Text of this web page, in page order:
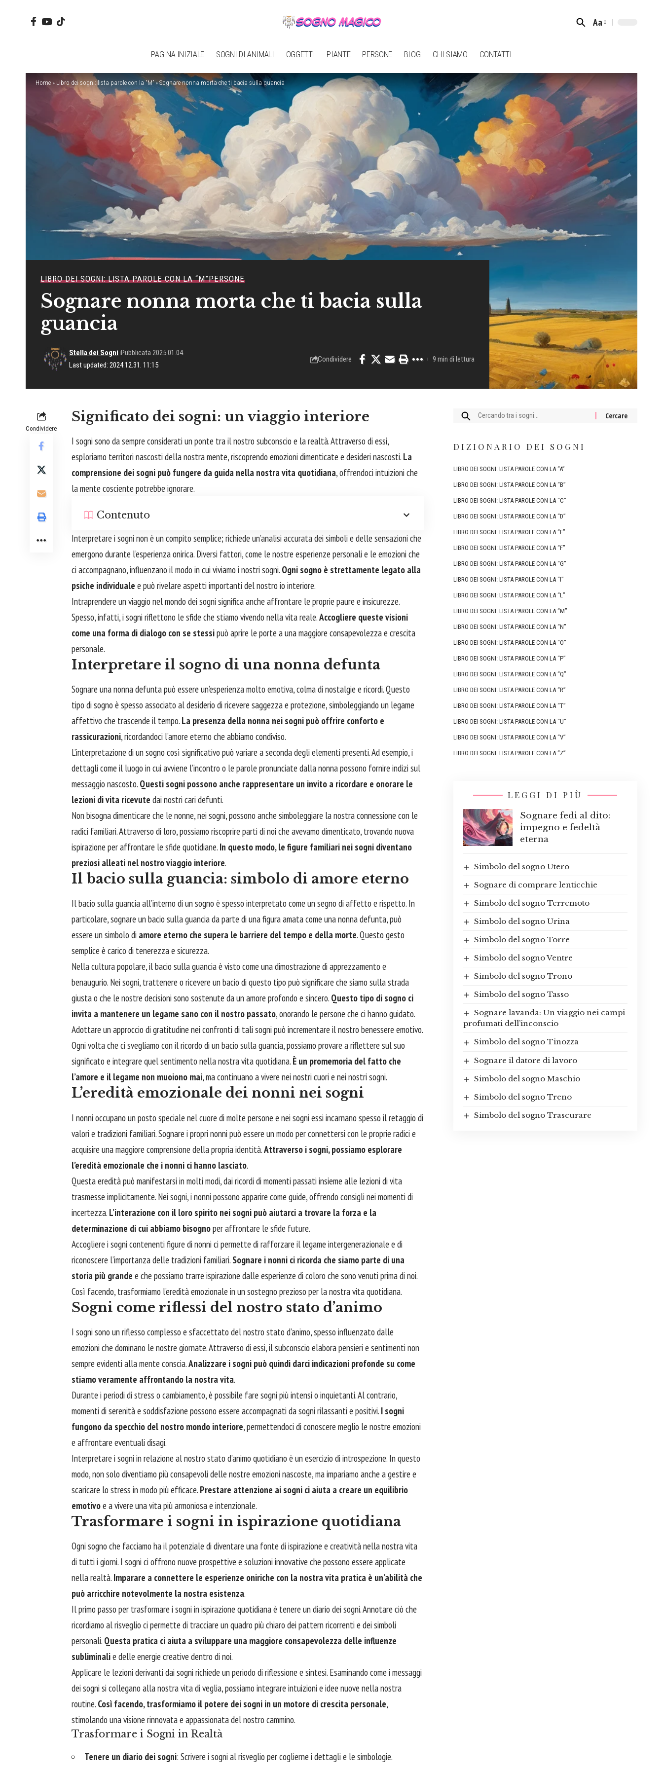
Font
Aa
PAGINA INIZIALE SOGNI DI ANIMALI OGGETTI PIANTE PERSONE BLOG CHI SIAMO CONTATTI
Home » Libro dei sogni: lista parole con la “M”»Sognare nonna morta che ti bacia sulla guancia
LIBRO DEI SOGNI: LISTA PAROLE CON LA “M”PERSONE
Sognare nonna morta che ti bacia sulla
guancia
Last updated: 2024.12.31. 11:15
Stella dei Sogni Pubblicata 2025.01.04.
Condividere 9 min di lettura
Condividere
Significato dei sogni: un viaggio interiore
I sogni sono da sempre considerati un ponte tra il nostro subconscio e la realtà. Attraverso di essi,
esploriamo territori nascosti della nostra mente, riscoprendo emozioni dimenticate e desideri nascosti. La
comprensione dei sogni può fungere da guida nella nostra vita quotidiana, offrendoci intuizioni che
la mente cosciente potrebbe ignorare.
Contenuto
Interpretare i sogni non è un compito semplice; richiede un’analisi accurata dei simboli e delle sensazioni che
emergono durante l’esperienza onirica. Diversi fattori, come le nostre esperienze personali e le emozioni che
ci accompagnano, influenzano il modo in cui viviamo i nostri sogni. Ogni sogno è strettamente legato alla
psiche individuale e può rivelare aspetti importanti del nostro io interiore.
Intraprendere un viaggio nel mondo dei sogni significa anche affrontare le proprie paure e insicurezze.
Spesso, infatti, i sogni riflettono le sfide che stiamo vivendo nella vita reale.Accogliere queste visioni
come una forma di dialogo con se stessipuò aprire le porte a una maggiore consapevolezza e crescita
personale.
Interpretare il sogno di una nonna defunta
Sognare una nonna defunta può essere un’esperienza molto emotiva, colma di nostalgie e ricordi. Questo
tipo di sogno è spesso associato al desiderio di ricevere saggezza e protezione, simboleggiando un legame
affettivo che trascende il tempo. La presenza della nonna nei sogni può offrire conforto e
rassicurazioni, ricordandoci l’amore eterno che abbiamo condiviso.
L’interpretazione di un sogno così significativo può variare a seconda degli elementi presenti. Ad esempio, i
dettagli come il luogo in cui avviene l’incontro o le parole pronunciate dalla nonna possono fornire indizi sul
messaggio nascosto. Questi sogni possono anche rappresentare un invito a ricordare e onorare le
lezioni di vita ricevute dai nostri cari defunti.
Non bisogna dimenticare che le nonne, nei sogni, possono anche simboleggiare la nostra connessione con le
radici familiari. Attraverso di loro, possiamo riscoprire parti di noi che avevamo dimenticato, trovando nuova
ispirazione per affrontare le sfide quotidiane. In questo modo, le figure familiari nei sogni diventano
preziosi alleati nel nostro viaggio interiore.
Il bacio sulla guancia: simbolo di amore eterno
Ilbacio sulla guancia all’interno di un sogno è spesso interpretato come un segno di affetto e rispetto. In
particolare, sognare un bacio sulla guancia da parte di una figura amata come una nonna defunta, può
essere un simbolo di amore eterno che supera le barriere del tempo e della morte. Questo gesto
semplice è carico di tenerezza e sicurezza.
Nella cultura popolare, il bacio sulla guancia è visto come una dimostrazione di apprezzamento e
benaugurio. Nei sogni, trattenere o ricevere un bacio di questo tipo può significare che siamo sulla strada
giusta o che le nostre decisioni sono sostenute da un amore profondo e sincero. Questo tipo di sogno ci
invita a mantenere un legame sano con il nostro passato, onorando le persone che ci hanno guidato.
Adottare un approccio di gratitudine nei confronti di tali sogni può incrementare il nostro benessere emotivo.
Ogni volta che ci svegliamo con il ricordo di un bacio sulla guancia, possiamo provare a riflettere sul suo
significato e integrare quel sentimento nella nostra vita quotidiana. È un promemoria del fatto che
l’amore e il legame non muoiono mai, ma continuano a vivere nei nostri cuori e nei nostri sogni.
L’eredità emozionale dei nonni nei sogni
I nonni occupano un posto speciale nel cuore di molte persone e nei sogni essi incarnano spesso il retaggio di
valori e tradizioni familiari. Sognare i propri nonni può essere un modo per connettersi con le proprie radici e
acquisire una maggiore comprensione della propria identità.Attraverso i sogni, possiamo esplorare
l’eredità emozionale che i nonni ci hanno lasciato.
Questa eredità può manifestarsi in molti modi, dai ricordi di momenti passati insieme alle lezioni di vita
trasmesse implicitamente. Nei sogni, i nonni possono apparire come guide, offrendo consigli nei momenti di
incertezza. L’interazione con il loro spirito nei sogni può aiutarci a trovare la forza e la
determinazione di cui abbiamo bisognoper affrontare le sfide future.
Accogliere i sogni contenenti figure di nonni ci permette di rafforzare il legame intergenerazionale e di
riconoscere l’importanza delle tradizioni familiari. Sognare i nonni ci ricorda che siamo parte di una
storia più grande e che possiamo trarre ispirazione dalle esperienze di coloro che sono venuti prima di noi.
Così facendo, trasformiamo l’eredità emozionale in un sostegno prezioso per la nostra vita quotidiana.
Sogni come riflessi del nostro stato d’animo
I sogni sono un riflesso complesso e sfaccettato del nostro stato d’animo, spesso influenzato dalle
emozioni che dominano le nostre giornate. Attraverso di essi, il subconscio elabora pensieri e sentimenti non
sempre evidenti alla mente conscia.Analizzare i sogni può quindi darci indicazioni profonde su come
stiamo veramente affrontando la nostra vita.
Durante i periodi di stress o cambiamento, è possibile fare sogni più intensi o inquietanti. Al contrario,
momenti di serenità e soddisfazione possono essere accompagnati da sogni rilassanti e positivi. I sogni
fungono da specchio del nostro mondo interiore, permettendoci di conoscere meglio le nostre emozioni
e affrontare eventuali disagi.
Interpretare i sogni in relazione al nostro stato d’animo quotidiano è un esercizio di introspezione. In questo
modo, non solo diventiamo più consapevoli delle nostre emozioni nascoste, ma impariamo anche a gestire e
scaricare lo stress in modo più efficace. Prestare attenzione ai sogni ci aiuta a creare un equilibrio
emotivoe a vivere una vita più armoniosa e intenzionale.
Trasformare i sogni in ispirazione quotidiana
Ogni sogno che facciamo ha il potenziale di diventare una fonte di ispirazione e creatività nella nostra vita
di tutti i giorni. I sogni ci offrono nuove prospettive e soluzioni innovative che possono essere applicate
nella realtà. Imparare a connettere le esperienze oniriche con la nostra vita pratica è un’abilità che
può arricchire notevolmente la nostra esistenza.
Il primo passo per trasformare i sogni in ispirazione quotidiana è tenere un diario dei sogni. Annotare ciò che
ricordiamo al risveglio ci permette di tracciare un quadro più chiaro dei pattern ricorrenti e dei simboli
personali. Questa pratica ci aiuta a sviluppare una maggiore consapevolezza delle influenze
subliminalie delle energie creative dentro di noi.
Applicare le lezioni derivanti dai sogni richiede un periodo di riflessione e sintesi. Esaminando come i messaggi
dei sogni si collegano alla nostra vita di veglia, possiamo integrare intuizioni e idee nuove nella nostra
routine. Così facendo, trasformiamo il potere dei sogni in un motore di crescita personale,
stimolando una visione rinnovata e appassionata del nostro cammino.
Trasformare i Sogni in Realtà
Tenere un diario dei sogni: Scrivere i sogni al risveglio per coglierne i dettagli e le simbologie.
Cercare:
DIZIONARIO DEI SOGNI
LIBRO DEI SOGNI: LISTA PAROLE CON LA “A”
LIBRO DEI SOGNI: LISTA PAROLE CON LA “B”
LIBRO DEI SOGNI: LISTA PAROLE CON LA “C”
LIBRO DEI SOGNI: LISTA PAROLE CON LA “D”
LIBRO DEI SOGNI: LISTA PAROLE CON LA “E”
LIBRO DEI SOGNI: LISTA PAROLE CON LA “F”
LIBRO DEI SOGNI: LISTA PAROLE CON LA “G”
LIBRO DEI SOGNI: LISTA PAROLE CON LA “I”
LIBRO DEI SOGNI: LISTA PAROLE CON LA “L”
LIBRO DEI SOGNI: LISTA PAROLE CON LA “M”
LIBRO DEI SOGNI: LISTA PAROLE CON LA “N”
LIBRO DEI SOGNI: LISTA PAROLE CON LA “O”
LIBRO DEI SOGNI: LISTA PAROLE CON LA “P”
LIBRO DEI SOGNI: LISTA PAROLE CON LA “Q”
LIBRO DEI SOGNI: LISTA PAROLE CON LA “R”
LIBRO DEI SOGNI: LISTA PAROLE CON LA “T”
LIBRO DEI SOGNI: LISTA PAROLE CON LA “U”
LIBRO DEI SOGNI: LISTA PAROLE CON LA “V”
LIBRO DEI SOGNI: LISTA PAROLE CON LA “Z”
LEGGI DI PIÙ
Sognare fedi al dito:
impegno e fedeltà
eterna
Simbolo del sogno Utero
Sognare di comprare lenticchie
Simbolo del sogno Terremoto
Simbolo del sogno Urina
Simbolo del sogno Torre
Simbolo del sogno Ventre
Simbolo del sogno Trono
Simbolo del sogno Tasso
Sognare lavanda: Un viaggio nei campi
profumati dell’inconscio
Simbolo del sogno Tinozza
Sognare il datore di lavoro
Simbolo del sogno Maschio
Simbolo del sogno Treno
Simbolo del sogno Trascurare